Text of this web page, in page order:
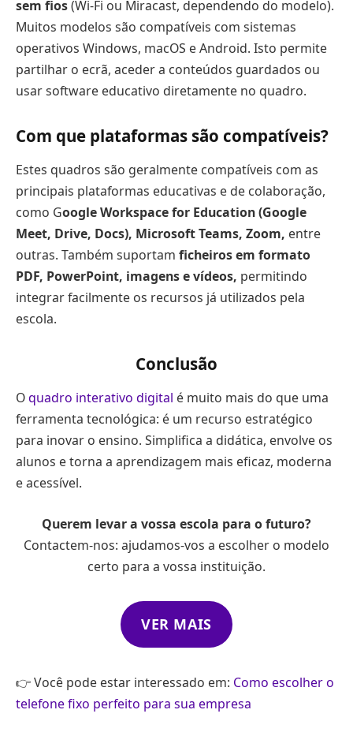
sem fios(Wi-Fi ou Miracast, dependendo do modelo).
Muitos modelos são compatíveis com sistemas
operativos Windows, macOS e Android. Isto permite
partilhar o ecrã, aceder a conteúdos guardados ou
usar software educativo diretamente no quadro.
Com que plataformas são compatíveis?
Estes quadros são geralmente compatíveis com as
principais plataformas educativas e de colaboração,
como Google Workspace for Education (Google
Meet, Drive, Docs), Microsoft Teams, Zoom, entre
outras. Também suportam ficheiros em formato
PDF, PowerPoint, imagens e vídeos, permitindo
integrar facilmente os recursos já utilizados pela
escola.
Conclusão
Oquadro interativo digital é muito mais do que uma
ferramenta tecnológica: é um recurso estratégico
para inovar o ensino. Simplifica a didática, envolve os
alunos e torna a aprendizagem mais eficaz, moderna
e acessível.
Querem levar a vossa escola para o futuro?
Contactem-nos: ajudamos-vos a escolher o modelo
certo para a vossa instituição.
VER MAIS
👉 Você pode estar interessado em: Como escolher o
telefone fixo perfeito para sua empresa